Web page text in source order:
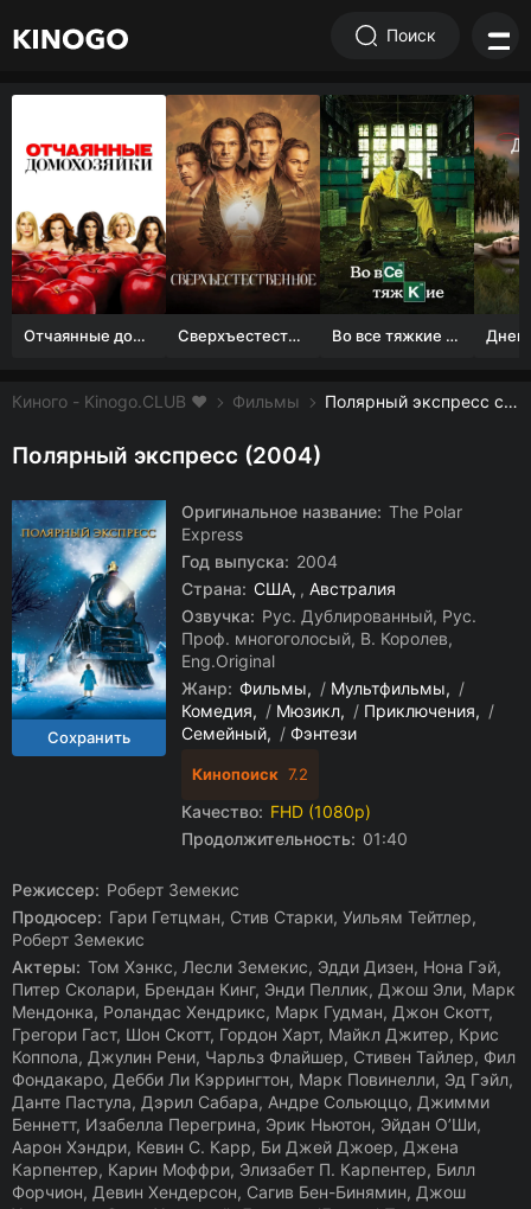
Поиск
Отчаянные домохозяйки (1 сезон) Сверхъестественное Во все тяжкие 1-5 сезон
Киного - Kinogo.CLUB ❤️ Фильмы Полярный экспресс смотреть онлайн бесплатно
Полярный экспресс (2004)
Оригинальное название: The Polar
Express
Год выпуска: 2004
Страна: США , Австралия
Озвучка: Рус. Дублированный, Рус.
Проф. многоголосый, В. Королев,
Eng.Original
Жанр: Фильмы / Мультфильмы
/
Комедия
/ Мюзикл / Приключения
/
Семейный
/ Фэнтези
Кинопоиск 7.2
Качество: FHD (1080p)
Продолжительность: 01:40
Режиссер: Роберт Земекис
Продюсер: Гари Гетцман, Стив Старки, Уильям Тейтлер,
Роберт Земекис
Актеры: Том Хэнкс, Лесли Земекис, Эдди Дизен, Нона Гэй,
Питер Сколари, Брендан Кинг, Энди Пеллик, Джош Эли, Марк
Мендонка, Роландас Хендрикс, Марк Гудман, Джон Скотт,
Грегори Гаст, Шон Скотт, Гордон Харт, Майкл Джитер, Крис
Коппола, Джулин Рени, Чарльз Флайшер, Стивен Тайлер, Фил
Фондакаро, Дебби Ли Кэррингтон, Марк Повинелли, Эд Гэйл,
Данте Пастула, Дэрил Сабара, Андре Сольюццо, Джимми
Беннетт, Изабелла Перегрина, Эрик Ньютон, Эйдан О’Ши,
Аарон Хэндри, Кевин С. Карр, Би Джей Джоер, Джена
Карпентер, Карин Моффри, Элизабет П. Карпентер, Билл
Форчион, Девин Хендерсон, Сагив Бен-Бинямин, Джош